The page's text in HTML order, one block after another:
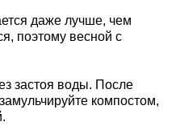
даже лучше, чем
поэтому весной с
застоя воды. После
компостом,